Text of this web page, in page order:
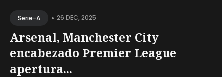
Serie-A • 26 DEC, 2025
Arsenal, Manchester City
encabezado Premier League
apertura...